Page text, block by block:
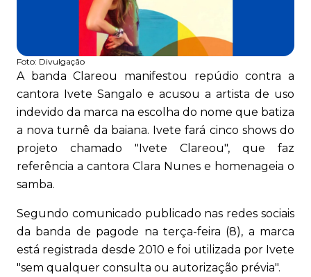
Foto: Divulgação
A banda Clareou manifestou repúdio contra a
cantora Ivete Sangalo e acusou a artista de uso
indevido da marca na escolha do nome que batiza
a nova turnê da baiana. Ivete fará cinco shows do
projeto chamado "Ivete Clareou", que faz
referência a cantora Clara Nunes e homenageia o
samba.
Segundo comunicado publicado nas redes sociais
da banda de pagode na terça-feira (8), a marca
está registrada desde 2010 e foi utilizada por Ivete
"sem qualquer consulta ou autorização prévia".